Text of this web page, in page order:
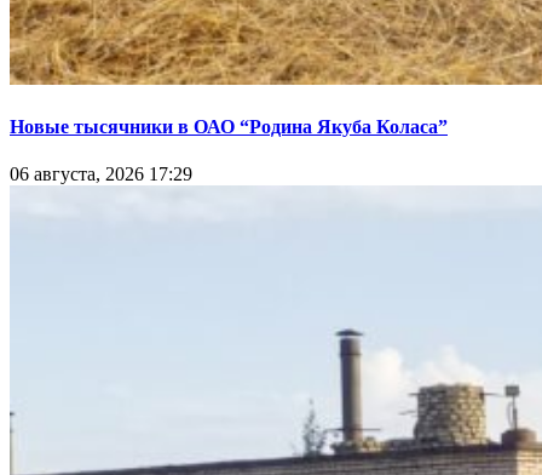
Новые тысячники в ОАО “Родина Якуба Коласа”
06 августа, 2026 17:29